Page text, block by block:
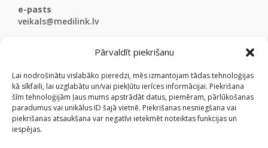
Pārvaldīt piekrišanu
Lai nodrošinātu vislabāko pieredzi, mēs izmantojam tādas tehnoloģijas
kā sīkfaili, lai uzglabātu un/vai piekļūtu ierīces informācijai. Piekrišana
šīm tehnoloģijām ļaus mums apstrādāt datus, piemēram, pārlūkošanas
paradumus vai unikālus ID šajā vietnē. Piekrišanas nesniegšana vai
piekrišanas atsaukšana var negatīvi ietekmēt noteiktas funkcijas un
iespējas.
e-pasts
veikals@medilink.lv